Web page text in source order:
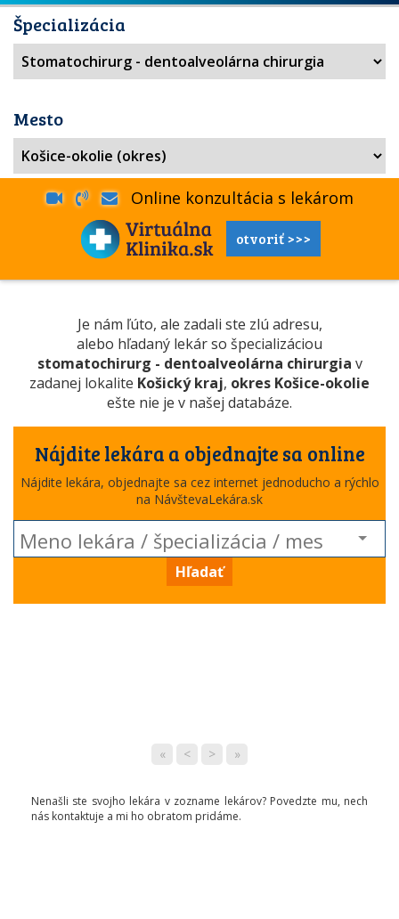
Špecializácia
Mesto
Online konzultácia s lekárom
otvoriť >>>
Je nám ľúto, ale zadali ste zlú adresu,
alebo hľadaný lekár so špecializáciou
stomatochirurg - dentoalveolárna chirurgia v
zadanej lokalite Košický kraj, okres Košice-okolie
ešte nie je v našej databáze.
Nájdite lekára a objednajte sa online
Nájdite lekára, objednajte sa cez internet jednoducho a rýchlo
na NávštevaLekára.sk
Hľadať
« < > »
Nenašli ste svojho lekára v zozname lekárov? Povedzte mu, nech
nás kontaktuje a mi ho obratom pridáme.